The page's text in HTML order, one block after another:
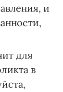
и
для
в